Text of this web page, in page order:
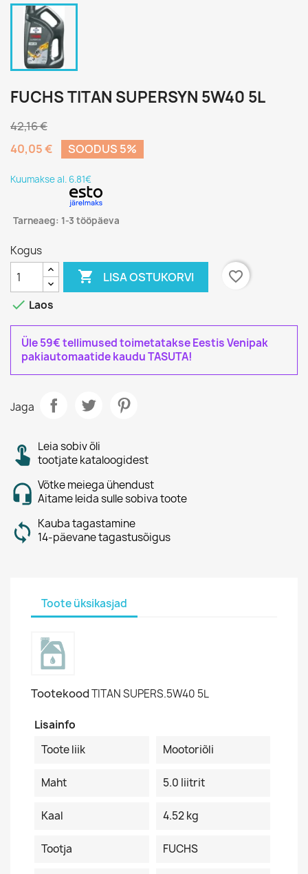
FUCHS TITAN SUPERSYN 5W40 5L
42,16 €
40,05 €
SOODUS 5%
Kuumakse al. 6.81€
Tarneaeg: 1-3 tööpäeva
Kogus
 LISA OSTUKORVI
favorite_border
 Laos
Üle 59€ tellimused toimetatakse Eestis Venipak
pakiautomaatide kaudu TASUTA!
Jaga
Leia sobiv õli
tootjate kataloogidest
Võtke meiega ühendust
Aitame leida sulle sobiva toote
Kauba tagastamine
14-päevane tagastusõigus
Toote üksikasjad
TootekoodTITAN SUPERS.5W40 5L
Lisainfo
Toote liik
Mootoriõli
Maht 5.0 Iiitrit
Kaal 4.52 kg
Tootja FUCHS